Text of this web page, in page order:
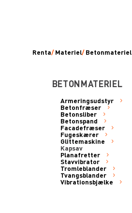
Renta/ Materiel/ Betonmateriel
BETONMATERIEL
Armeringsudstyr
Betonfræser
Betonsliber
Betonspand
Facadefræser
Fugeskærer
Glittemaskine
Kapsav
Planafretter
Stavvibrator
Tromleblander
Tvangsblander
Vibrationsbjælke